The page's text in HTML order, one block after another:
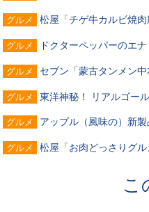
グルメ 松屋「チゲ牛カルビ焼
グルメ ドクターペッパーのエ
グルメ セブン「蒙古タンメン
グルメ 東洋神秘！ リアルゴー
グルメ アップル（風味の）新
グルメ 松屋「お肉どっさりグ
こ